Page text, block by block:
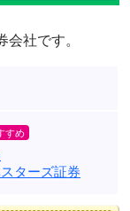
社です。
ターズ証券